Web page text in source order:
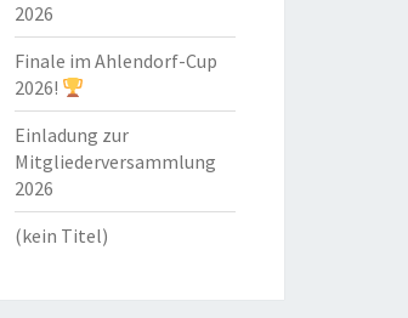
2026
Finale im Ahlendorf-Cup
2026!
Einladung zur
Mitgliederversammlung
2026
(kein Titel)